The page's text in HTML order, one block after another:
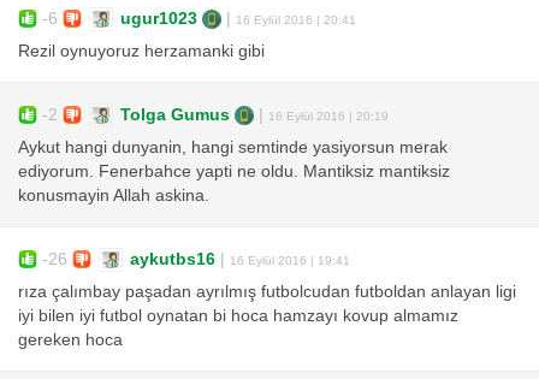
-6 ugur1023 | 16 Eylül 2016 | 20:41
Rezil oynuyoruz herzamanki gibi
-2 Tolga Gumus | 16 Eylül 2016 | 20:19
Aykut hangi dunyanin, hangi semtinde yasiyorsun merak
ediyorum. Fenerbahce yapti ne oldu. Mantiksiz mantiksiz
konusmayin Allah askina.
-26 aykutbs16 | 16 Eylül 2016 | 19:41
rıza çalımbay paşadan ayrılmış futbolcudan futboldan anlayan ligi
iyi bilen iyi futbol oynatan bi hoca hamzayı kovup almamız
gereken hoca